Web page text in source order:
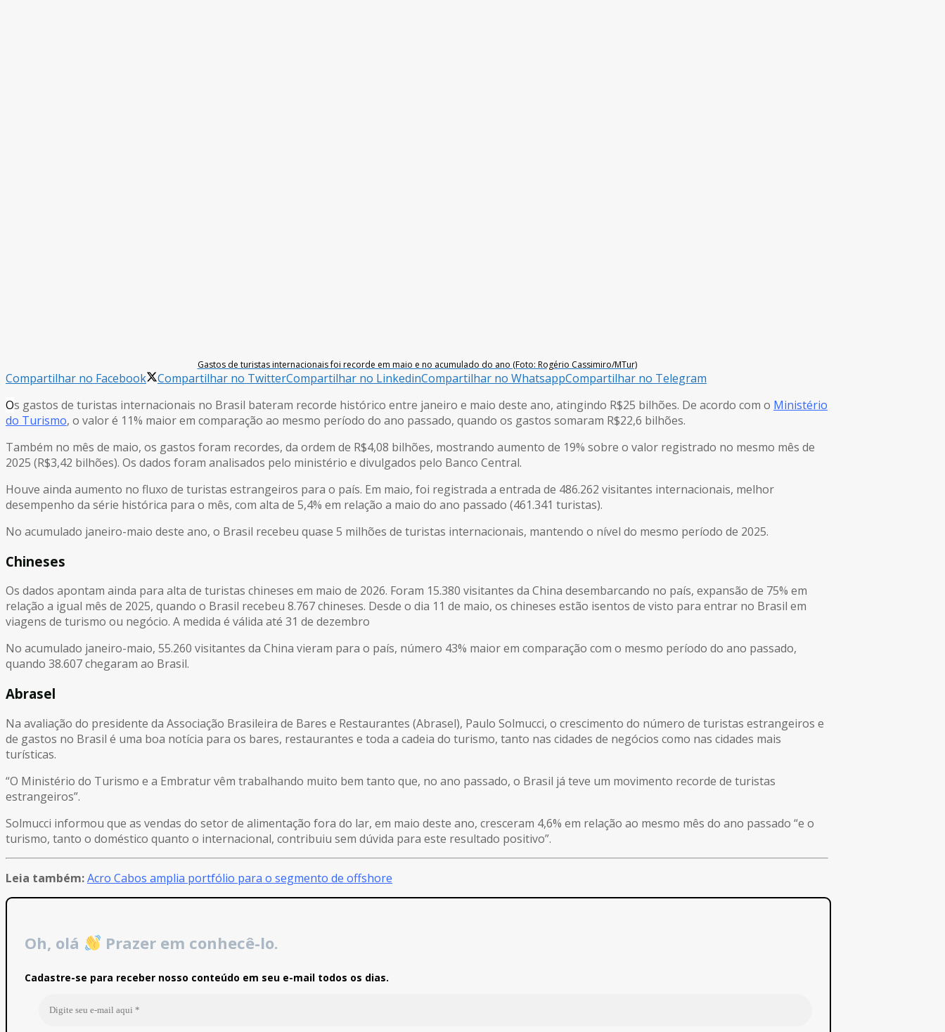
Gastos de turistas internacionais foi recorde em maio e no acumulado do ano (Foto: Rogério Cassimiro/MTur)
Compartilhar no Facebook Compartilhar no TwitterCompartilhar no LinkedinCompartilhar no WhatsappCompartilhar no Telegram
Os gastos de turistas internacionais no Brasil bateram recorde histórico entre janeiro e maio deste ano, atingindo R$25 bilhões. De acordo com o Ministério
do Turismo, o valor é 11% maior em comparação ao mesmo período do ano passado, quando os gastos somaram R$22,6 bilhões.
Também no mês de maio, os gastos foram recordes, da ordem de R$4,08 bilhões, mostrando aumento de 19% sobre o valor registrado no mesmo mês de
2025 (R$3,42 bilhões). Os dados foram analisados pelo ministério e divulgados pelo Banco Central.
Houve ainda aumento no fluxo de turistas estrangeiros para o país. Em maio, foi registrada a entrada de 486.262 visitantes internacionais, melhor
desempenho da série histórica para o mês, com alta de 5,4% em relação a maio do ano passado (461.341 turistas).
No acumulado janeiro-maio deste ano, o Brasil recebeu quase 5 milhões de turistas internacionais, mantendo o nível do mesmo período de 2025.
Chineses
Os dados apontam ainda para alta de turistas chineses em maio de 2026. Foram 15.380 visitantes da China desembarcando no país, expansão de 75% em
relação a igual mês de 2025, quando o Brasil recebeu 8.767 chineses. Desde o dia 11 de maio, os chineses estão isentos de visto para entrar no Brasil em
viagens de turismo ou negócio. A medida é válida até 31 de dezembro
No acumulado janeiro-maio, 55.260 visitantes da China vieram para o país, número 43% maior em comparação com o mesmo período do ano passado,
quando 38.607 chegaram ao Brasil.
Abrasel
Na avaliação do presidente da Associação Brasileira de Bares e Restaurantes (Abrasel), Paulo Solmucci, o crescimento do número de turistas estrangeiros e
de gastos no Brasil é uma boa notícia para os bares, restaurantes e toda a cadeia do turismo, tanto nas cidades de negócios como nas cidades mais
turísticas.
“O Ministério do Turismo e a Embratur vêm trabalhando muito bem tanto que, no ano passado, o Brasil já teve um movimento recorde de turistas
estrangeiros”.
Solmucci informou que as vendas do setor de alimentação fora do lar, em maio deste ano, cresceram 4,6% em relação ao mesmo mês do ano passado “e o
turismo, tanto o doméstico quanto o internacional, contribuiu sem dúvida para este resultado positivo”.
Leia também:Acro Cabos amplia portfólio para o segmento de offshore
Oh, olá Prazer em conhecê-lo.
Cadastre-se para receber nosso conteúdo em seu e-mail todos os dias.